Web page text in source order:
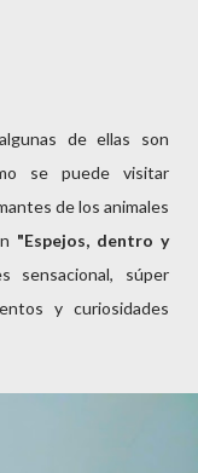
de ellas son
se puede visitar
de los animales
"Espejos, dentro y
sensacional, súper
y curiosidades